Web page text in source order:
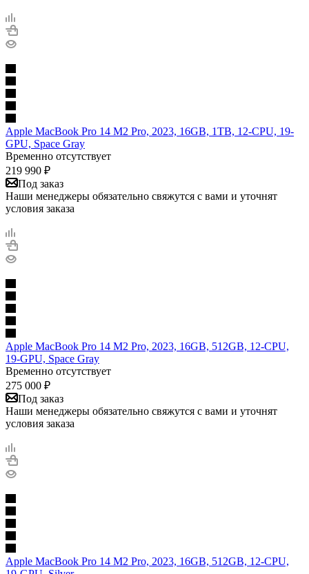
Apple MacBook Pro 14 M2 Pro, 2023, 16GB, 1TB, 12-CPU, 19-
GPU, Space Gray
Временно отсутствует
219 990 ₽
Под заказ
Наши менеджеры обязательно свяжутся с вами и уточнят
условия заказа
Apple MacBook Pro 14 M2 Pro, 2023, 16GB, 512GB, 12-CPU,
19-GPU, Space Gray
Временно отсутствует
275 000 ₽
Под заказ
Наши менеджеры обязательно свяжутся с вами и уточнят
условия заказа
Apple MacBook Pro 14 M2 Pro, 2023, 16GB, 512GB, 12-CPU,